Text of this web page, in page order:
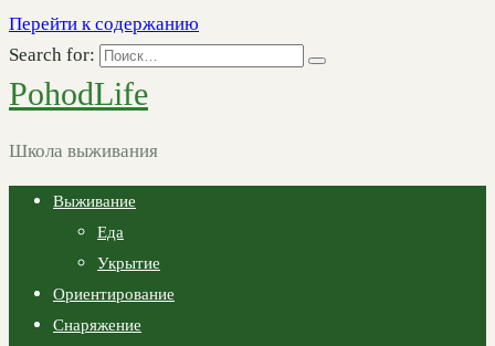
Перейти к содержанию
Search for:
PohodLife
Школа выживания
Выживание
Еда
Укрытие
Ориентирование
Снаряжение